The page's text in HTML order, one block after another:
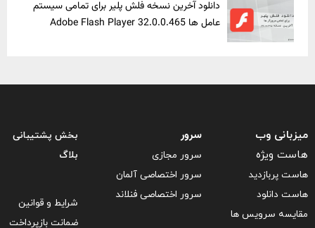
دانلود آخرین نسخه فلش پلیر برای تمامی سیستم
عامل ها Adobe Flash Player 32.0.0.465
میزبانی وب
هاست ویژه
هاست پربازدید
هاست دانلود
مقایسه سرویس ها
سرور
سرور مجازی
سرور اختصاصی آلمان
سرور اختصاصی فنلاند
بخش پشتیبانی
بلاگ
شرایط و قوانین
ضمانت بازپرداخت